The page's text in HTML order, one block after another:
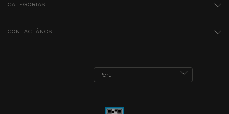
CATEGORÍAS
CONTACTÁNOS